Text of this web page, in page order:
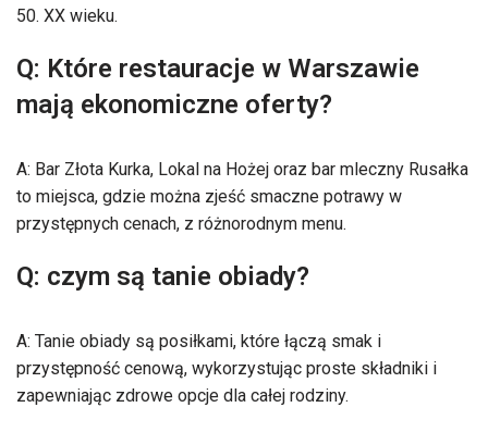
50. XX wieku.
Q: Które restauracje w Warszawie
mają ekonomiczne oferty?
A: Bar Złota Kurka, Lokal na Hożej oraz bar mleczny Rusałka
to miejsca, gdzie można zjeść smaczne potrawy w
przystępnych cenach, z różnorodnym menu.
Q: czym są tanie obiady?
A: Tanie obiady są posiłkami, które łączą smak i
przystępność cenową, wykorzystując proste składniki i
zapewniając zdrowe opcje dla całej rodziny.